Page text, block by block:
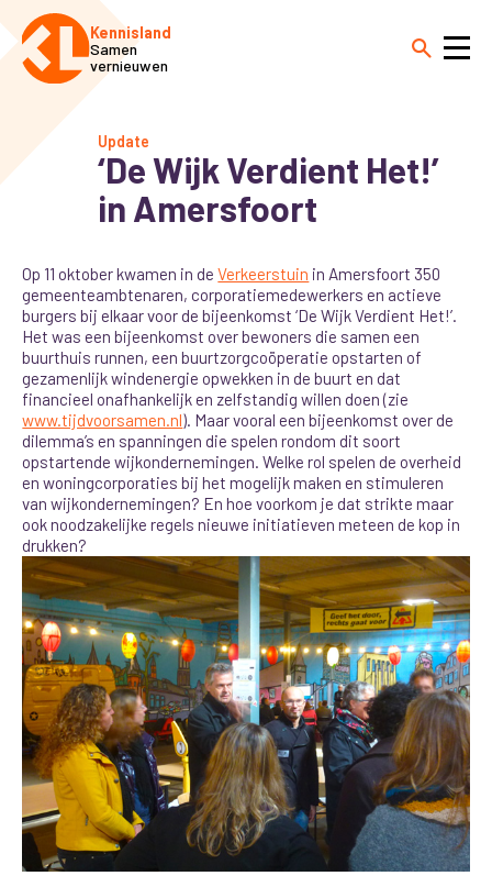
Kennisland
Samen
vernieuwen
Update
‘De Wijk Verdient Het!’
in Amersfoort
Op 11 oktober kwamen in deVerkeerstuin in Amersfoort 350
gemeenteambtenaren, corporatiemedewerkers en actieve
burgers bij elkaar voor de bijeenkomst ‘De Wijk Verdient Het!’.
Het was een bijeenkomst over bewoners die samen een
buurthuis runnen, een buurtzorgcoöperatie opstarten of
gezamenlijk windenergie opwekken in de buurt en dat
financieel onafhankelijk en zelfstandig willen doen (zie
www.tijdvoorsamen.nl). Maar vooral een bijeenkomst over de
dilemma’s en spanningen die spelen rondom dit soort
opstartende wijkondernemingen. Welke rol spelen de overheid
en woningcorporaties bij het mogelijk maken en stimuleren
van wijkondernemingen? En hoe voorkom je dat strikte maar
ook noodzakelijke regels nieuwe initiatieven meteen de kop in
drukken?